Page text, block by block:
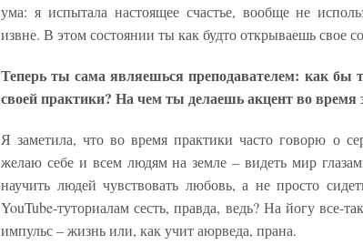
ума: я испытала настоящее счастье, вообще не
извне. В этом состоянии ты как будто открываешь свое
Теперь ты сама являешься преподавателем: как бы
своей практики? На чем ты делаешь акцент во время
Я заметила, что во время практики часто говорю о
желаю себе и всем людям на земле – видеть мир
научить людей чувствовать любовь, а не просто
YouTube-туториалам сесть, правда, ведь? На йогу все-
импульс – жизнь или, как учит аюрведа, прана.